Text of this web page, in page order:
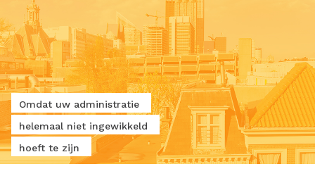
Omdat uw administratie
helemaal niet ingewikkeld
hoeft te zijn